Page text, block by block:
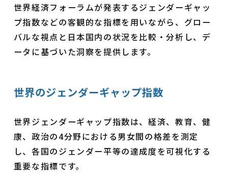
世界経済フォーラムが発表するジェンダーギャッ
プ指数などの客観的な指標を用いながら、グロー
バルな視点と日本国内の状況を比較・分析し、デ
ータに基づいた洞察を提供します。
世界のジェンダーギャップ指数
世界ジェンダーギャップ指数は、経済、教育、健
康、政治の4分野における男女間の格差を測定
し、各国のジェンダー平等の達成度を可視化する
重要な指標です。